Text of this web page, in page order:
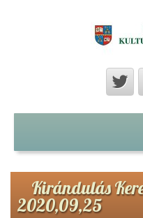
Hozzászólások
Hírek
Kirándulás
2020,09,25